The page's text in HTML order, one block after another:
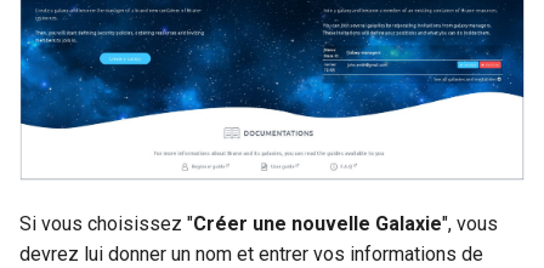
Si vous choisissez "Créer une nouvelle Galaxie", vous
devrez lui donner un nom et entrer vos informations de